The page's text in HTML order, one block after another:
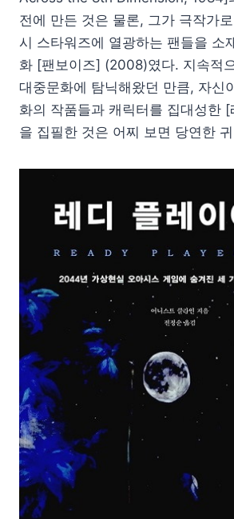
전에 만든 것은 물론, 그가 극작가
시 스타워즈에 열광하는 팬들을 소
화 [팬보이즈] (2008)였다. 지속적
대중문화에 탐닉해왔던 만큼, 자신
화의 작품들과 캐릭터를 집대성한
을 집필한 것은 어찌 보면 당연한